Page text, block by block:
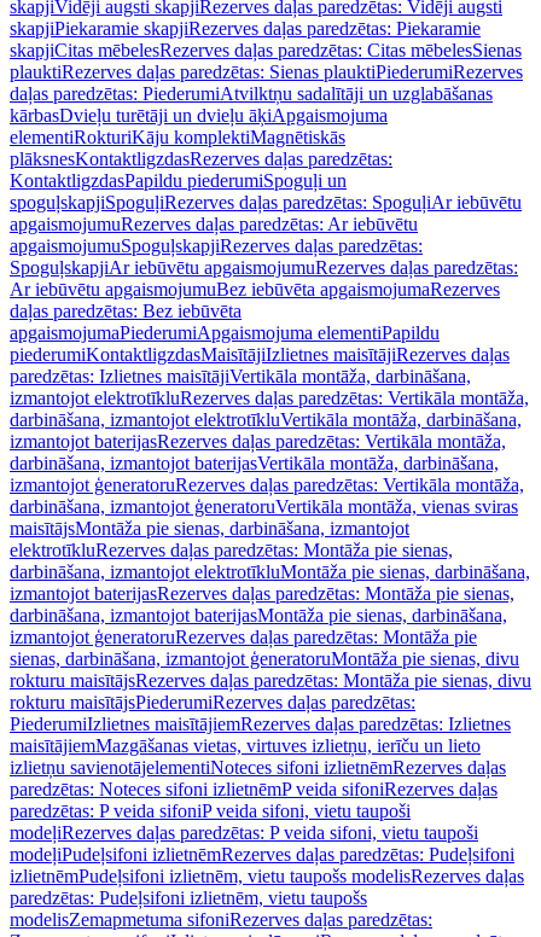
skapjiVidēji augsti skapjiRezerves daļas paredzētas: Vidēji augsti
skapjiPiekaramie skapjiRezerves daļas paredzētas: Piekaramie
skapjiCitas mēbelesRezerves daļas paredzētas: Citas mēbelesSienas
plauktiRezerves daļas paredzētas: Sienas plauktiPiederumiRezerves
daļas paredzētas: PiederumiAtvilktņu sadalītāji un uzglabāšanas
kārbasDvieļu turētāji un dvieļu āķiApgaismojuma
elementiRokturiKāju komplektiMagnētiskās
plāksnesKontaktligzdasRezerves daļas paredzētas:
KontaktligzdasPapildu piederumiSpoguļi un
spoguļskapjiSpoguļiRezerves daļas paredzētas: SpoguļiAr iebūvētu
apgaismojumuRezerves daļas paredzētas: Ar iebūvētu
apgaismojumuSpoguļskapjiRezerves daļas paredzētas:
SpoguļskapjiAr iebūvētu apgaismojumuRezerves daļas paredzētas:
Ar iebūvētu apgaismojumuBez iebūvēta apgaismojumaRezerves
daļas paredzētas: Bez iebūvēta
apgaismojumaPiederumiApgaismojuma elementiPapildu
piederumiKontaktligzdasMaisītājiIzlietnes maisītājiRezerves daļas
paredzētas: Izlietnes maisītājiVertikāla montāža, darbināšana,
izmantojot elektrotīkluRezerves daļas paredzētas: Vertikāla montāža,
darbināšana, izmantojot elektrotīkluVertikāla montāža, darbināšana,
izmantojot baterijasRezerves daļas paredzētas: Vertikāla montāža,
darbināšana, izmantojot baterijasVertikāla montāža, darbināšana,
izmantojot ģeneratoruRezerves daļas paredzētas: Vertikāla montāža,
darbināšana, izmantojot ģeneratoruVertikāla montāža, vienas sviras
maisītājsMontāža pie sienas, darbināšana, izmantojot
elektrotīkluRezerves daļas paredzētas: Montāža pie sienas,
darbināšana, izmantojot elektrotīkluMontāža pie sienas, darbināšana,
izmantojot baterijasRezerves daļas paredzētas: Montāža pie sienas,
darbināšana, izmantojot baterijasMontāža pie sienas, darbināšana,
izmantojot ģeneratoruRezerves daļas paredzētas: Montāža pie
sienas, darbināšana, izmantojot ģeneratoruMontāža pie sienas, divu
rokturu maisītājsRezerves daļas paredzētas: Montāža pie sienas, divu
rokturu maisītājsPiederumiRezerves daļas paredzētas:
PiederumiIzlietnes maisītājiemRezerves daļas paredzētas: Izlietnes
maisītājiemMazgāšanas vietas, virtuves izlietņu, ierīču un lieto
izlietņu savienotājelementiNoteces sifoni izlietnēmRezerves daļas
paredzētas: Noteces sifoni izlietnēmP veida sifoniRezerves daļas
paredzētas: P veida sifoniP veida sifoni, vietu taupoši
modeļiRezerves daļas paredzētas: P veida sifoni, vietu taupoši
modeļiPudeļsifoni izlietnēmRezerves daļas paredzētas: Pudeļsifoni
izlietnēmPudeļsifoni izlietnēm, vietu taupošs modelisRezerves daļas
paredzētas: Pudeļsifoni izlietnēm, vietu taupošs
modelisZemapmetuma sifoniRezerves daļas paredzētas: